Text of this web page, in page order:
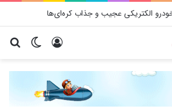
تغییر ورود